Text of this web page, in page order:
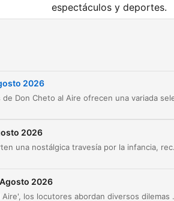
espectáculos y deportes.
Finalmente, el episodio
y un espacio dedicado a
personales y salud mental.
2026
2026
Don Cheto y sus invitados comparten una nostálgica travesía por la infancia,
2026
En este episodio de 'Don Cheto al Aire', los locutores abordan diversos dilemas personales en la sección 'Las Desorientadas',